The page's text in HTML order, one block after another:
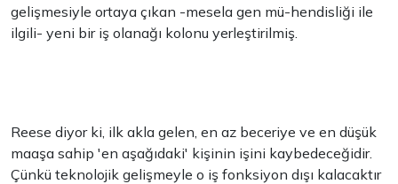
gelişmesiyle ortaya çıkan -mesela gen mü-hendisliği ile
ilgili- yeni bir iş olanağı kolonu yerleştirilmiş.
Reese diyor ki, ilk akla gelen, en az beceriye ve en düşük
maaşa sahip 'en aşağıdaki' kişinin işini kaybedeceğidir.
Çünkü teknolojik gelişmeyle o iş fonksiyon dışı kalacaktır